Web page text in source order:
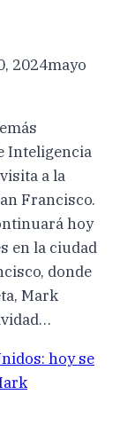
2024mayo
Inteligencia
a la
Francisco.
hoy
en la ciudad
donde
Mark
hoy se